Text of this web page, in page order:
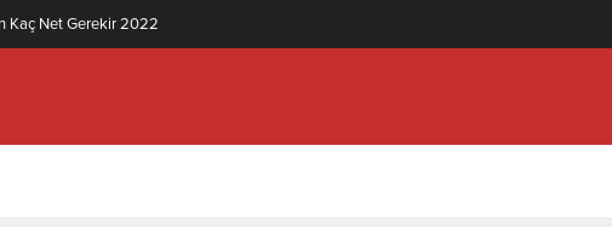
Teknolojisi (2 Yıllık) İçin Kaç Net Gerekir 2022